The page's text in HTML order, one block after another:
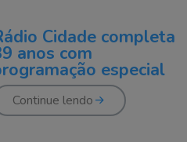
Cidade completa
anos com
especial
Continue lendo